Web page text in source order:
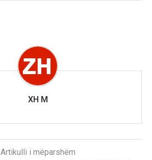
XH M
Artikulli i mëparshëm